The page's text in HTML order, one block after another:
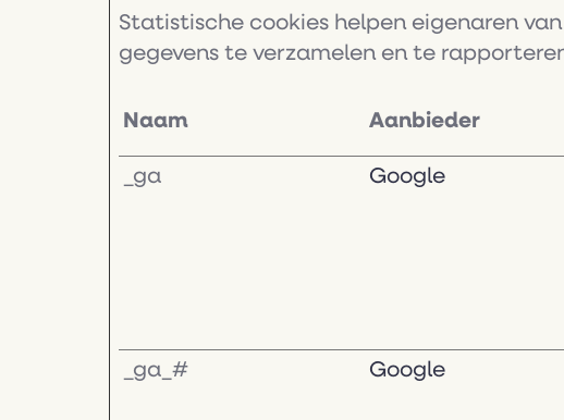
Statistische cookies helpen eigenaren
gegevens te verzamelen en te
Naam Aanbieder
_ga Google
_ga_# Google